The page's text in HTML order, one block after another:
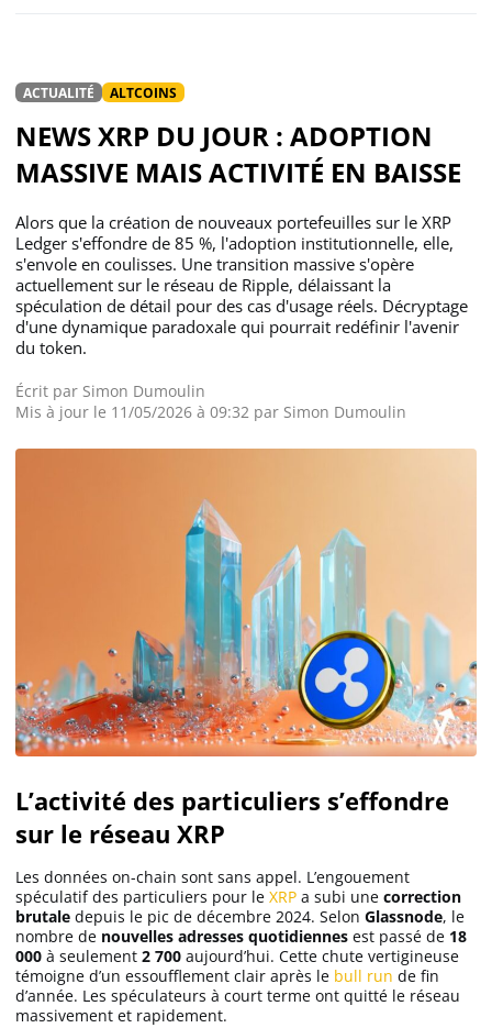
ACTUALITÉ ALTCOINS
NEWS XRP DU JOUR : ADOPTION
MASSIVE MAIS ACTIVITÉ EN BAISSE
Alors que la création de nouveaux portefeuilles sur le XRP
Ledger s'effondre de 85 %, l'adoption institutionnelle, elle,
s'envole en coulisses. Une transition massive s'opère
actuellement sur le réseau de Ripple, délaissant la
spéculation de détail pour des cas d'usage réels. Décryptage
d'une dynamique paradoxale qui pourrait redéfinir l'avenir
du token.
Écrit par Simon Dumoulin
Mis à jour le 11/05/2026 à 09:32 par Simon Dumoulin
L’activité des particuliers s’effondre
sur le réseau XRP
Les données on-chain sont sans appel. L’engouement
spéculatif des particuliers pour le XRP a subi une correction
brutale depuis le pic de décembre 2024. Selon Glassnode, le
nombre de nouvelles adresses quotidiennes est passé de 18
000 à seulement 2 700 aujourd’hui. Cette chute vertigineuse
témoigne d’un essoufflement clair après le bull run de fin
d’année. Les spéculateurs à court terme ont quitté le réseau
massivement et rapidement.